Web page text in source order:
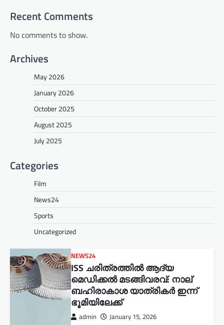
Recent Comments
No comments to show.
Archives
May 2026
January 2026
October 2025
August 2025
July 2025
Categories
Film
News24
Sports
Uncategorized
NEWS24
ISS ചരിത്രത്തിൽ ആദ്യ
മെഡിക്കൽ മടങ്ങിവരവ്: നാല്
ബഹിരാകാശ യാത്രികർ ഇന്ന്
ഭൂമിയിലേക്ക്
admin January 15, 2026